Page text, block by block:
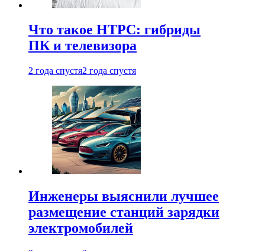
Что такое HTPC: гибриды
ПК и телевизора
2 года спустя2 года спустя
Инженеры выяснили лучшее
размещение станций зарядки
электромобилей